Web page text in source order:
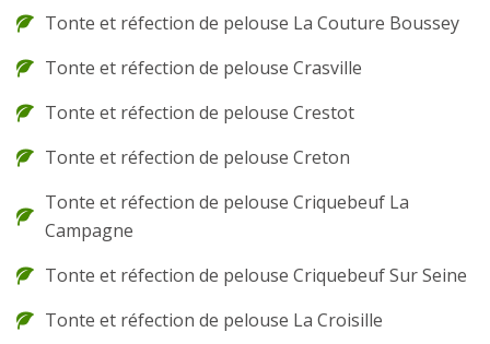
Tonte et réfection de pelouse La Couture Boussey
Tonte et réfection de pelouse Crasville
Tonte et réfection de pelouse Crestot
Tonte et réfection de pelouse Creton
Tonte et réfection de pelouse Criquebeuf La
Campagne
Tonte et réfection de pelouse Criquebeuf Sur Seine
Tonte et réfection de pelouse La Croisille